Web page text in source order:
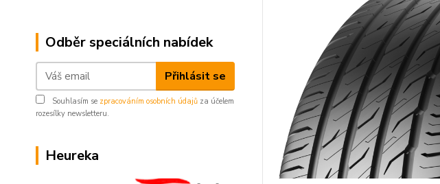
Odběr speciálních nabídek
Přihlásit se
Souhlasím se zpracováním osobních údajů za účelem
rozesílky newsletteru.
Heureka